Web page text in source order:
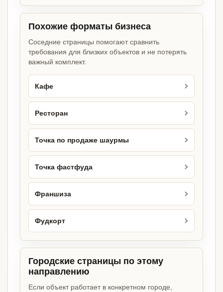
Похожие форматы бизнеса
Соседние страницы помогают сравнить
требования для близких объектов и не потерять
важный комплект.
Кафе
Ресторан
Точка по продаже шаурмы
Точка фастфуда
Франшиза
Фудкорт
Городские страницы по этому
направлению
Если объект работает в конкретном городе,